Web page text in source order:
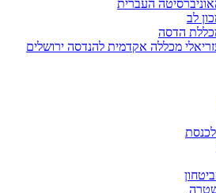
העברית
לב
הדסה
מכללה אקדמית להנדסה ירושלים